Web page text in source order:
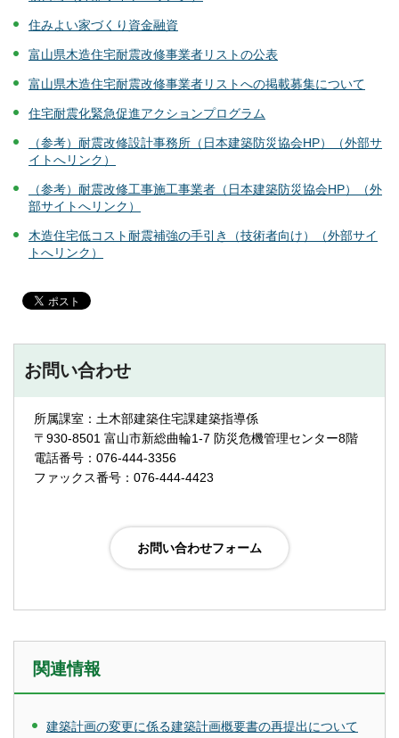
住みよい家づくり資金融資
富山県木造住宅耐震改修事業者リストの公表
富山県木造住宅耐震改修事業者リストへの掲載募集について
住宅耐震化緊急促進アクションプログラム
（参考）耐震改修設計事務所（日本建築防災協会HP）（外部サ
イトへリンク）
（参考）耐震改修工事施工事業者（日本建築防災協会HP）（外
部サイトへリンク）
木造住宅低コスト耐震補強の手引き（技術者向け）（外部サイ
トへリンク）
お問い合わせ
所属課室：土木部建築住宅課建築指導係
〒930-8501 富山市新総曲輪1-7 防災危機管理センター8階
電話番号：076-444-3356
ファックス番号：076-444-4423
関連情報
建築計画の変更に係る建築計画概要書の再提出について